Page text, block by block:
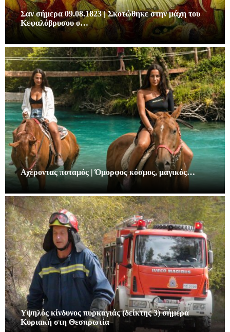
Σαν σήμερα 09.08.1823 | Σκοτώθηκε στην μάχη του
Κεφαλόβρυσου ο…
Αχέροντας ποταμός | Όμορφος κόσμος, μαγικός…
Υψηλός κίνδυνος πυρκαγιάς (δείκτης 3) σήμερα
Κυριακή στη Θεσπρωτία